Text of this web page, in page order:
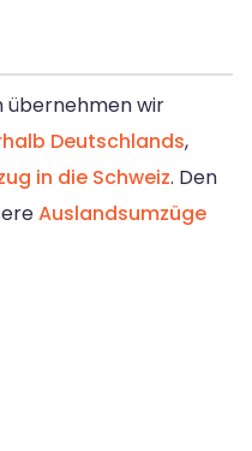
übernehmen wir
Deutschlands,
in die Schweiz. Den
Auslandsumzüge